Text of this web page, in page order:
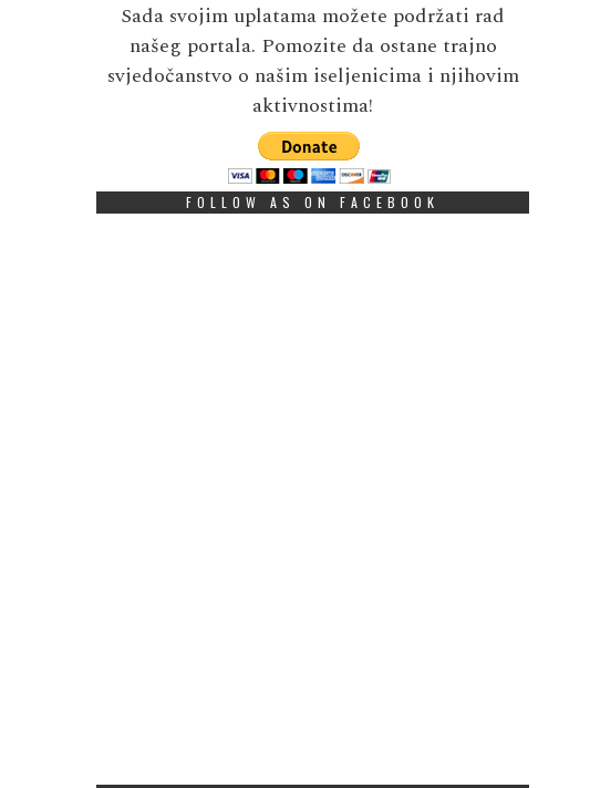
Sada svojim uplatama možete podržati rad
našeg portala. Pomozite da ostane trajno
svjedočanstvo o našim iseljenicima i njihovim
aktivnostima!
FOLLOW AS ON FACEBOOK